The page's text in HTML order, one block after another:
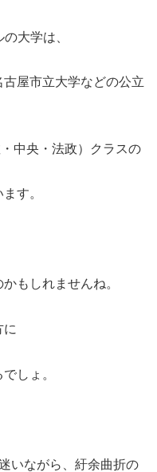
大学は、
屋市立大学などの公立
中央・法政）クラスの
す。
もしれませんね。
に
しょ。
いながら、紆余曲折の